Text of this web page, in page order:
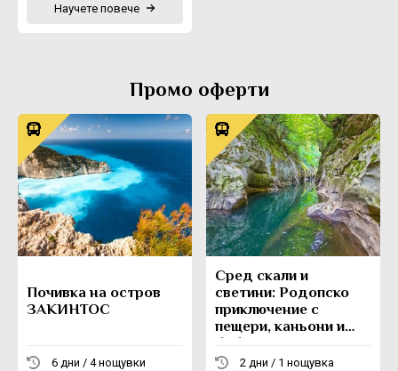
Научете повече
Промо оферти
Почивка на остров
ЗАКИНТОС
6 дни / 4 нощувки
Сред скали и
светини: Родопско
приключение с
пещери, каньони и
боб
2 дни / 1 нощувка